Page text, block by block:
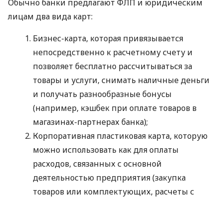
Обычно банки предлагают ФЛП и юридическим
лицам два вида карт:
Бизнес-карта, которая привязывается
непосредственно к расчетному счету и
позволяет бесплатно рассчитываться за
товары и услуги, снимать наличные деньги
и получать разнообразные бонусы
(например, кэшбек при оплате товаров в
магазинах-партнерах банка);
Корпоративная пластиковая карта, которую
можно использовать как для оплаты
расходов, связанных с основной
деятельностью предприятия (закупка
товаров или комплектующих, расчеты с